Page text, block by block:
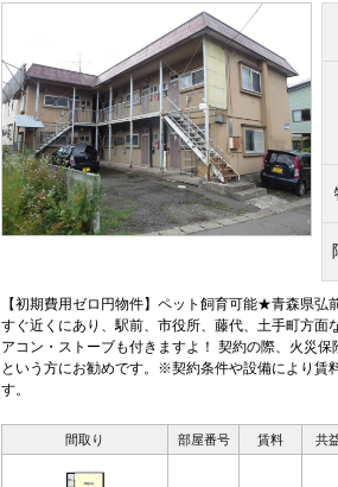
【初期費用ゼロ円物件】ペット飼育可能★青森県
すぐ近くにあり、駅前、市役所、藤代、土手町方
アコン・ストーブも付きますよ！ 契約の際、火災
という方にお勧めです。※契約条件や設備により賃
す。
間取り 部屋番号 賃料 共